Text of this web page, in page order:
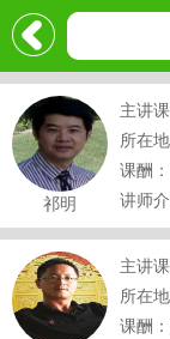
祁明
主讲课
所在
课酬
讲师
主讲
所在
课酬